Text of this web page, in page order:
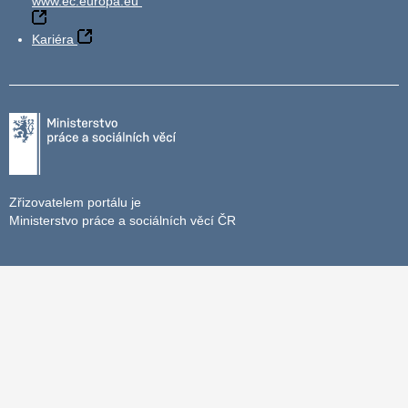
Kariéra
Zřizovatelem portálu je
Ministerstvo práce a sociálních věcí ČR